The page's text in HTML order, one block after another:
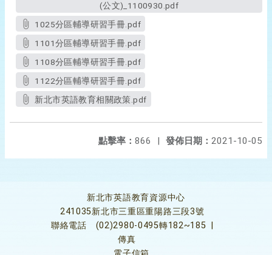
(公文)_1100930.pdf
1025分區輔導研習手冊.pdf
1101分區輔導研習手冊.pdf
1108分區輔導研習手冊.pdf
1122分區輔導研習手冊.pdf
新北市英語教育相關政策.pdf
發佈日期： 2021-10-05
點擊率： 866 |
新北市英語教育資源中心
241035新北市三重區重陽路三段3號
聯絡電話
(02)2980-0495轉182~185
傳真